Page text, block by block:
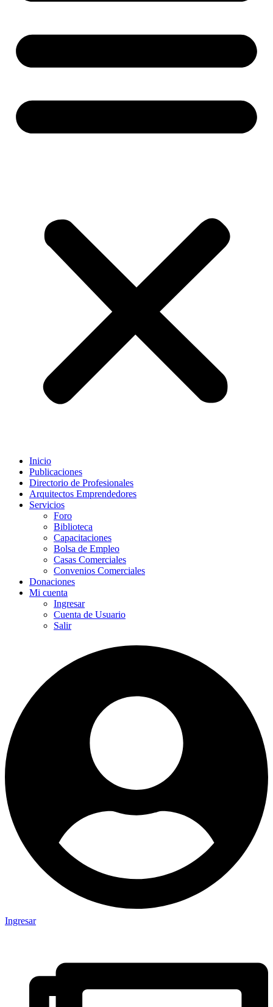
Inicio
Publicaciones
Directorio de Profesionales
Arquitectos Emprendedores
Servicios
Foro
Biblioteca
Capacitaciones
Bolsa de Empleo
Casas Comerciales
Convenios Comerciales
Donaciones
Mi cuenta
Ingresar
Cuenta de Usuario
Salir
Ingresar